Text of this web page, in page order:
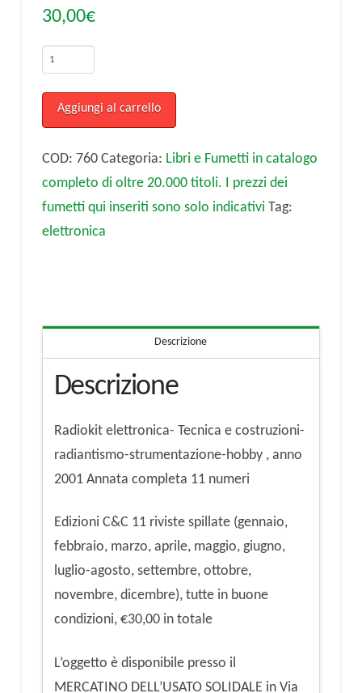
30,00€
Radiokit
anno
2001
Annata
completa
11
Aggiungi al carrello
COD: 760 Categoria: Libri e Fumetti in catalogo
completo di oltre 20.000 titoli. I prezzi dei
fumetti qui inseriti sono solo indicativi Tag:
elettronica
Descrizione
Descrizione
Radiokit elettronica- Tecnica e costruzioni-
radiantismo-strumentazione-hobby , anno
2001 Annata completa 11 numeri
Edizioni C&C 11 riviste spillate (gennaio,
febbraio, marzo, aprile, maggio, giugno,
luglio-agosto, settembre, ottobre,
novembre, dicembre), tutte in buone
condizioni, €30,00 in totale
L’oggetto è disponibile presso il
MERCATINO DELL’USATO SOLIDALE in Via